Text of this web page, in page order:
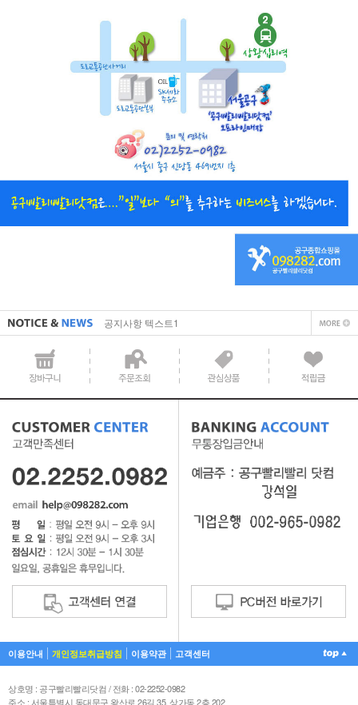
공지사항 텍스트1
직접 입력해주셔야 합니다.
공지사항 텍스트1
이용안내 개인정보취급방침 이용약관 고객센터
상호명 : 공구빨리빨리닷컴 / 전화 : 02-2252-0982
주소 : 서울특별시 동대문구 왕산로 26길 35, 상가동 2층 202